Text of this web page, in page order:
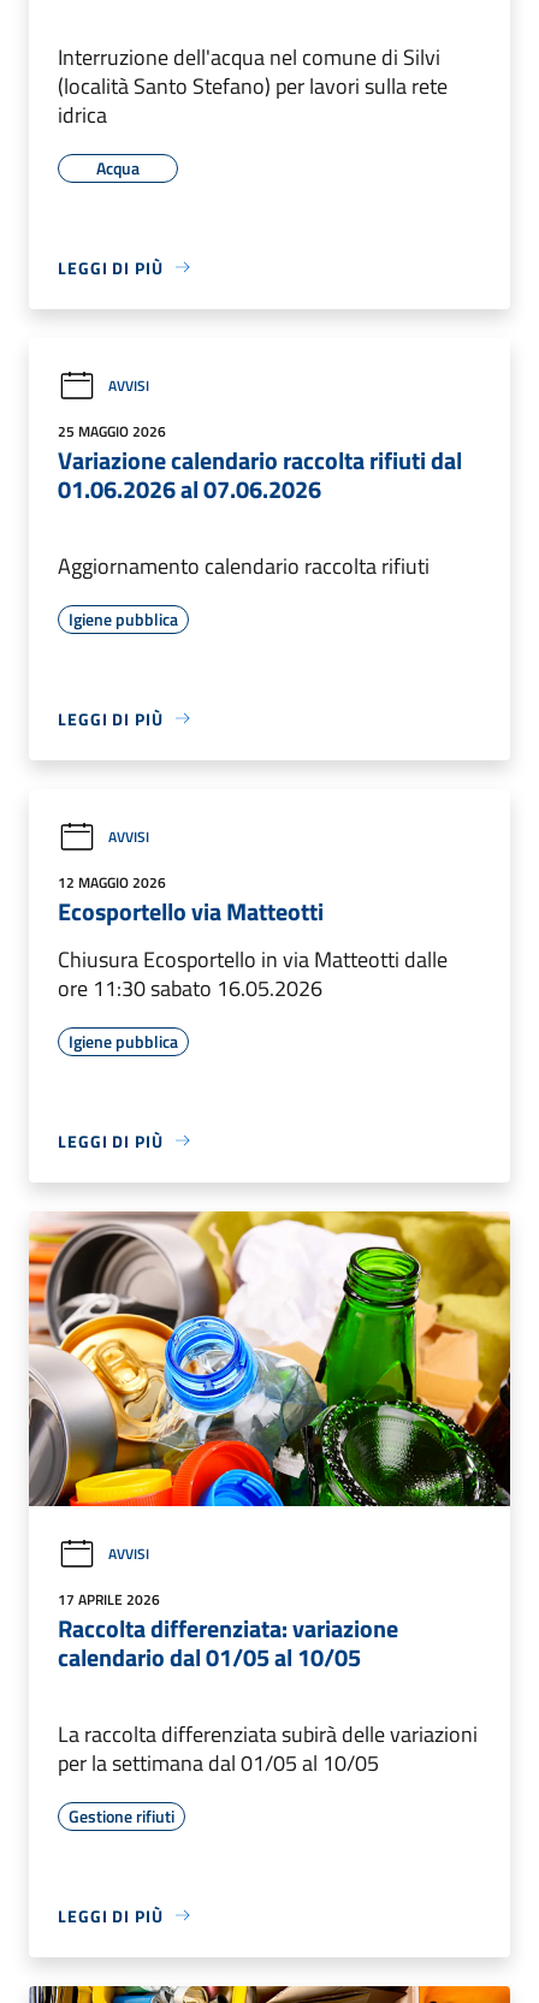
Interruzione dell'acqua nel comune di Silvi
(località Santo Stefano) per lavori sulla rete
idrica
Acqua
LEGGI DI PIÙ
AVVISI
25 MAGGIO 2026
Variazione calendario raccolta rifiuti dal
01.06.2026 al 07.06.2026
Aggiornamento calendario raccolta rifiuti
Igiene pubblica
LEGGI DI PIÙ
AVVISI
12 MAGGIO 2026
Ecosportello via Matteotti
Chiusura Ecosportello in via Matteotti dalle
ore 11:30 sabato 16.05.2026
Igiene pubblica
LEGGI DI PIÙ
AVVISI
17 APRILE 2026
Raccolta differenziata: variazione
calendario dal 01/05 al 10/05
La raccolta differenziata subirà delle variazioni
per la settimana dal 01/05 al 10/05
Gestione rifiuti
LEGGI DI PIÙ